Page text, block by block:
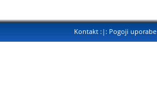
Kontakt :|: Pogoji uporabe